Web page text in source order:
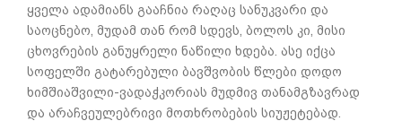
ყველა ადამიანს გააჩნია რაღაც სანუკვარი და
საოცნებო, მუდამ თან რომ სდევს, ბოლოს კი, მისი
ცხოვრების განუყრელი ნაწილი ხდება. ასე იქცა
სოფელში გატარებული ბავშვობის წლები დოდო
ხიმშიაშვილი-ვადაჭკორიას მუდმივ თანამგზავრად
და არაჩვე­ულებრივი მოთხრობების სიუჟეტებად.